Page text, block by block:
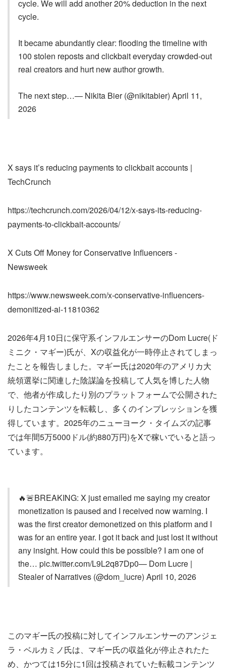
cycle. We will add another 20% deduction in the next
cycle.
It became abundantly clear: flooding the timeline with
100 stolen reposts and clickbait everyday crowded-out
real creators and hurt new author growth.
The next step…— Nikita Bier (@nikitabier) April 11,
2026
X says it’s reducing payments to clickbait accounts |
TechCrunch
https://techcrunch.com/2026/04/12/x-says-its-reducing-
payments-to-clickbait-accounts/
X Cuts Off Money for Conservative Influencers -
Newsweek
https://www.newsweek.com/x-conservative-influencers-
demonitized-ai-11810362
2026年4月10日に保守系インフルエンサーのDom Lucre(ド
ミニク・マギー)氏が、Xの収益化が一時停止されてしまっ
たことを報告しました。マギー氏は2020年のアメリカ大
統領選挙に関連した陰謀論を投稿して人気を博した人物
で、他者が作成したり別のプラットフォームで公開された
りしたコンテンツを転載し、多くのインプレッションを獲
得しています。2025年のニューヨーク・タイムズの記事
では年間5万5000ドル(約880万円)をXで稼いでいると語っ
ています。
🔥🚨BREAKING: X just emailed me saying my creator
monetization is paused and I received now warning. I
was the first creator demonetized on this platform and I
was for an entire year. I got it back and just lost it without
any insight. How could this be possible? I am one of
the… pic.twitter.com/L9L2q87Dp0— Dom Lucre |
Stealer of Narratives (@dom_lucre) April 10, 2026
このマギー氏の投稿に対してインフルエンサーのアンジェ
ラ・ベルカミノ氏は、マギー氏の収益化が停止されたた
め、かつては15分に1回は投稿されていた転載コンテンツ